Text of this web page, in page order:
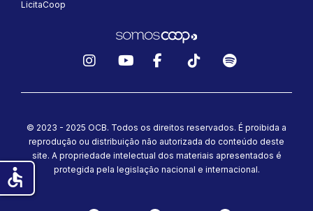
LicitaCoop
© 2023 - 2025 OCB. Todos os direitos reservados. É proibida a
reprodução ou distribuição não autorizada do conteúdo deste
site. A propriedade intelectual dos materiais apresentados é
protegida pela legislação nacional e internacional.
accessible